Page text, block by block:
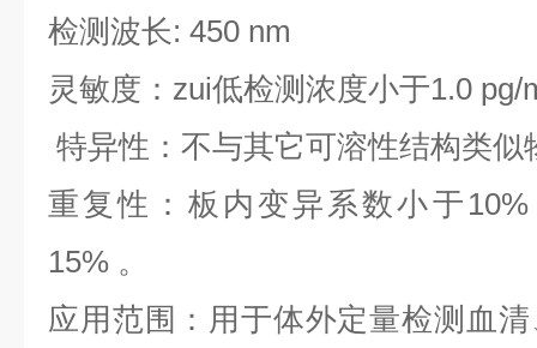
检测波长: 450 nm
灵敏度：zui低检测浓度小于1.0 pg/
特异性：不与其它可溶性结构类似
重复性：板内变异系数小于
15% 。
应用范围：用于体外定量检测血